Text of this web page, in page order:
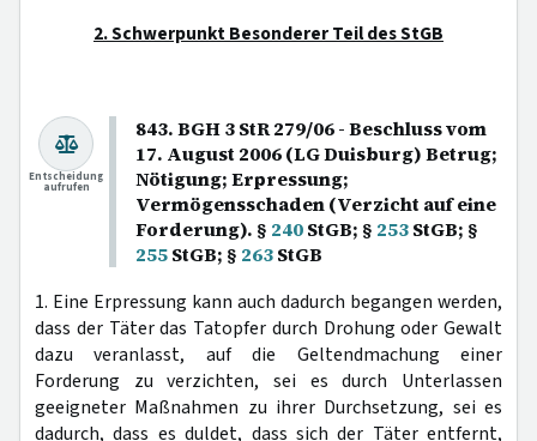
2. Schwerpunkt Besonderer Teil des StGB
843. BGH 3 StR 279/06 - Beschluss vom
17. August 2006 (LG Duisburg) Betrug;
Nötigung; Erpressung;
Vermögensschaden (Verzicht auf eine
Forderung). § 240StGB; § 253StGB; §
255StGB; § 263StGB
Entscheidung
aufrufen
1. Eine Erpressung kann auch dadurch begangen werden,
dass der Täter das Tatopfer durch Drohung oder Gewalt
dazu veranlasst, auf die Geltendmachung einer
Forderung zu verzichten, sei es durch Unterlassen
geeigneter Maßnahmen zu ihrer Durchsetzung, sei es
dadurch, dass es duldet, dass sich der Täter entfernt,